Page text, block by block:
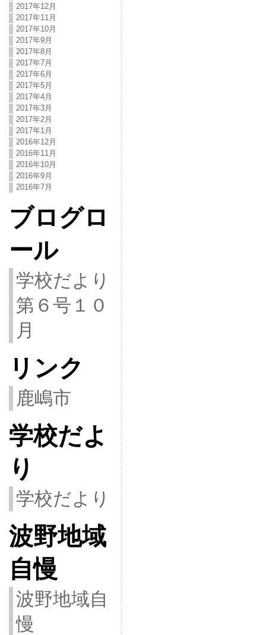
2017年12月
2017年11月
2017年10月
2017年9月
2017年8月
2017年7月
2017年6月
2017年5月
2017年4月
2017年3月
2017年2月
2017年1月
2016年12月
2016年11月
2016年10月
2016年9月
2016年7月
ブログロ
ール
学校だより
第６号１０
月
リンク
鹿嶋市
学校だよ
り
学校だより
波野地域
自慢
波野地域自
慢